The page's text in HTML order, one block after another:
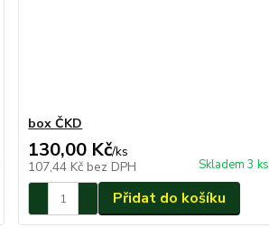
box ČKD
130,00 Kč/ks
107,44 Kč bez DPH Skladem 3 ks
Přidat do košíku